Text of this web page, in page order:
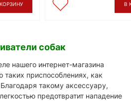
В
собак
нашего интернет-магазина
таких приспособлениях, как
такому аксессуару,
предотвратит нападение